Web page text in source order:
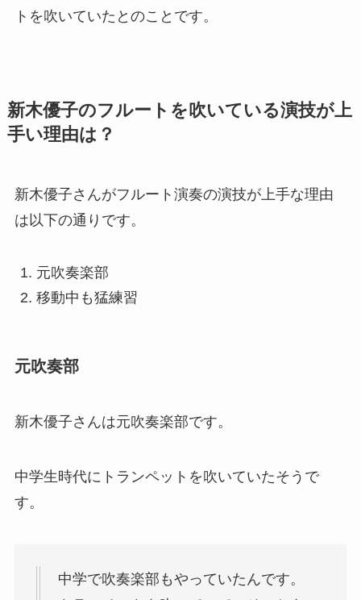
トを吹いていたとのことです。
新木優子のフルートを吹いている演技が上
手い理由は？
新木優子さんがフルート演奏の演技が上手な理由
は以下の通りです。
元吹奏楽部
移動中も猛練習
元吹奏部
新木優子さんは元吹奏楽部です。
中学生時代にトランペットを吹いていたそうで
す。
中学で吹奏楽部もやっていたんです。